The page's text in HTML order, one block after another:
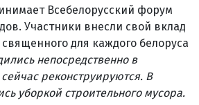
Всебелорусский форум
Участники внесли свой вклад
священного для каждого белоруса
непосредственно в
реконструируются. В
уборкой строительного мусора.